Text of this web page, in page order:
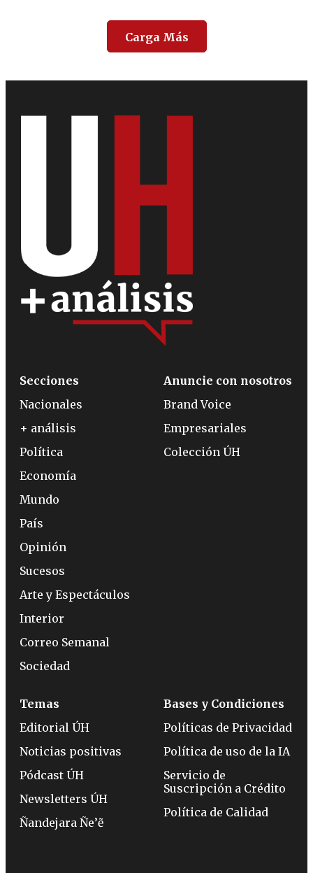
Carga Más
Secciones
Nacionales
+ análisis
Política
Economía
Mundo
País
Opinión
Sucesos
Arte y Espectáculos
Interior
Correo Semanal
Sociedad
Anuncie con nosotros
Brand Voice
Empresariales
Colección ÚH
Temas
Editorial ÚH
Noticias positivas
Pódcast ÚH
Newsletters ÚH
Ñandejara Ñe’ẽ
Bases y Condiciones
Políticas de Privacidad
Política de uso de la IA
Servicio de
Suscripción a Crédito
Política de Calidad